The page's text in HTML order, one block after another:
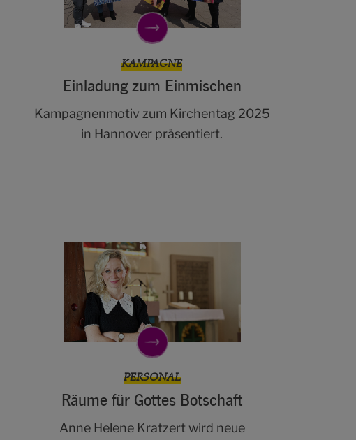
KAMPAGNE
Einladung zum Einmischen
Kampagnenmotiv zum Kirchentag 2025
in Hannover präsentiert.
PERSONAL
Räume für Gottes Botschaft
Anne Helene Kratzert wird neue